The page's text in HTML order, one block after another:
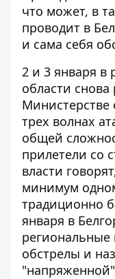
что может, в
проводит в
и сама себя
2 и 3 января в
области
Министерстве
трех волнах
общей
прилетели со
власти
минимум
традиционно
января в
региональные
обстрелы и